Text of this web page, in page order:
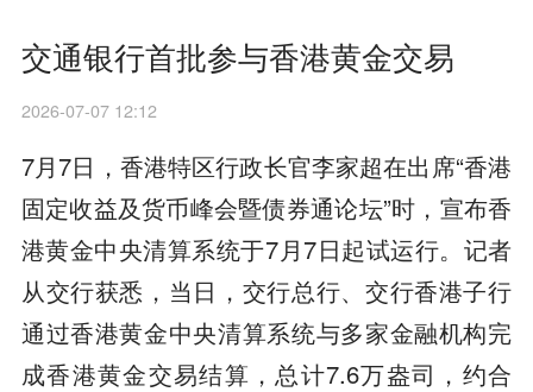
交通银行首批参与香港黄金交易
2026-07-07 12:12
7月7日，香港特区行政长官李家超在出席“香港
固定收益及货币峰会暨债券通论坛”时，宣布香
港黄金中央清算系统于7月7日起试运行。记者
从交行获悉，当日，交行总行、交行香港子行
通过香港黄金中央清算系统与多家金融机构完
成香港黄金交易结算，总计7.6万盎司，约合